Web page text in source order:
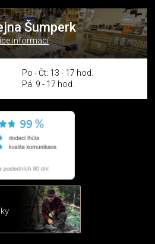
Šumperk
informací
Po - Čt: 13 - 17 hod.
Pá: 9 - 17 hod.